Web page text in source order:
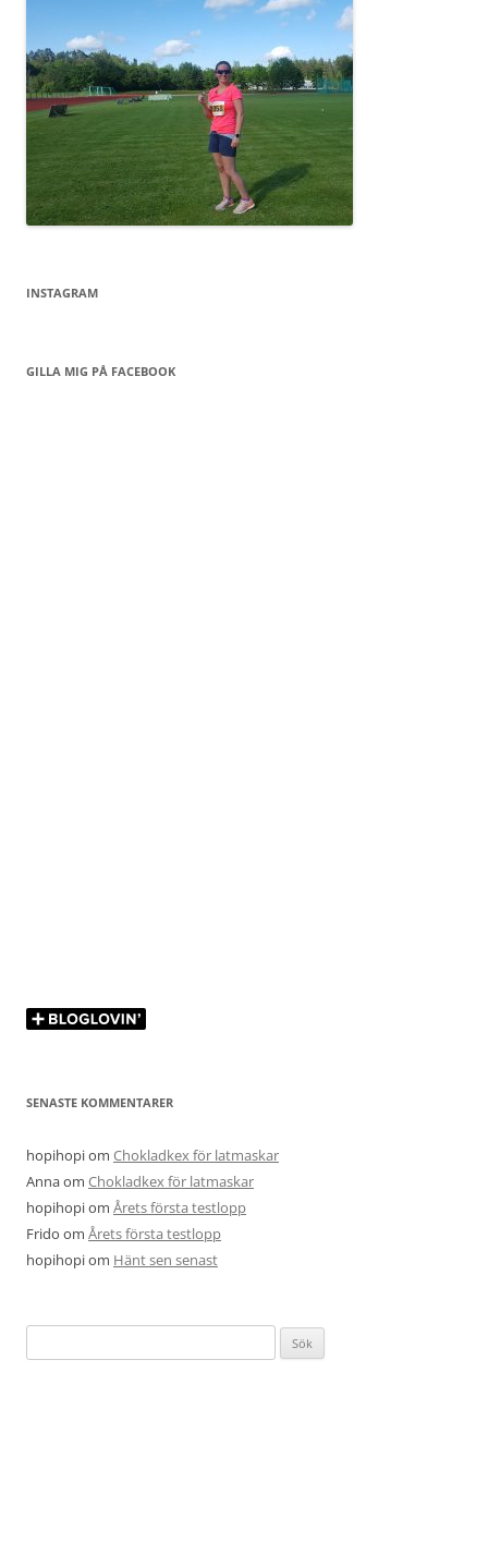
INSTAGRAM
GILLA MIG PÅ FACEBOOK
SENASTE KOMMENTARER
hopihopiom Chokladkex för latmaskar
Annaom Chokladkex för latmaskar
hopihopiom Årets första testlopp
Frido om Årets första testlopp
hopihopiom Hänt sen senast
efter: